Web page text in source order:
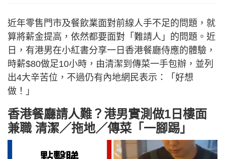
近年零售門市及餐飲業面對前線人手不足的問題，就
算將薪金提高，依然都要面對「難請人」的問題。近
日，有港男在小紅書分享一日香港餐廳侍應的體驗，
時薪$80做足10小時，由清潔到傳菜一手包辦，並列
出4大辛苦位，不過仍有內地網民表示：「好想
做！」
香港餐廳請人難？港男實測做1日樓面
兼職 清潔／拖地／傳菜「一腳踢」